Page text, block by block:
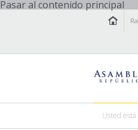
Pasar al contenido principal
Usted está